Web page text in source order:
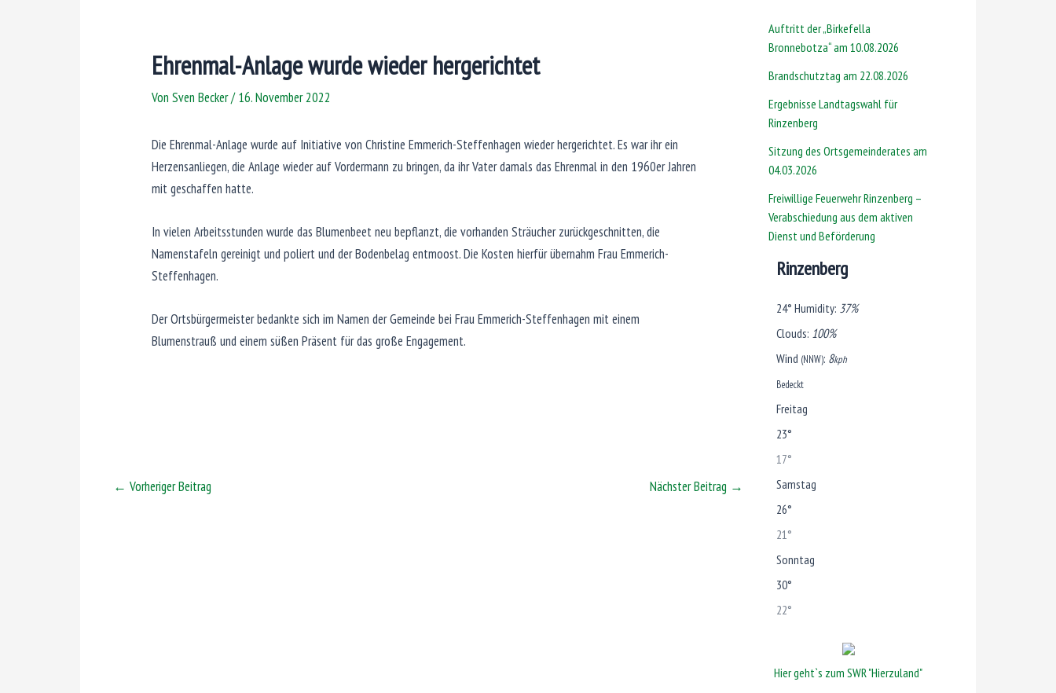
Ehrenmal-Anlage wurde wieder hergerichtet
Von Sven Becker/16. November 2022
Die Ehrenmal-Anlage wurde auf Initiative von Christine Emmerich-Steffenhagen wieder hergerichtet. Es war ihr ein
Herzensanliegen, die Anlage wieder auf Vordermann zu bringen, da ihr Vater damals das Ehrenmal in den 1960er Jahren
mit geschaffen hatte.
In vielen Arbeitsstunden wurde das Blumenbeet neu bepflanzt, die vorhanden Sträucher zurückgeschnitten, die
Namenstafeln gereinigt und poliert und der Bodenbelag entmoost. Die Kosten hierfür übernahm Frau Emmerich-
Steffenhagen.
Der Ortsbürgermeister bedankte sich im Namen der Gemeinde bei Frau Emmerich-Steffenhagen mit einem
Blumenstrauß und einem süßen Präsent für das große Engagement.
← Vorheriger Beitrag Nächster Beitrag →
Auftritt der „Birkefella
Bronnebotza“ am 10.08.2026
Brandschutztag am 22.08.2026
Ergebnisse Landtagswahl für
Rinzenberg
Sitzung des Ortsgemeinderates am
04.03.2026
Freiwillige Feuerwehr Rinzenberg –
Verabschiedung aus dem aktiven
Dienst und Beförderung
Rinzenberg
24° Humidity: 37%
Clouds: 100%
Wind (NNW): 8kph
Bedeckt
Freitag
23°
17°
Samstag
26°
21°
Sonntag
30°
22°
Hier geht`s zum SWR "Hierzuland"